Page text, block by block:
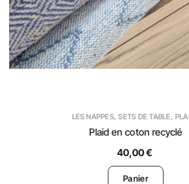
LES NAPPES, SETS DE TABLE,
Plaid en coton recyclé
40,00 €
Panier